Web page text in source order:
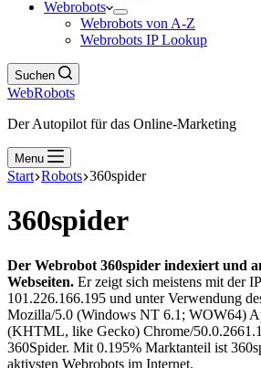
Webrobots
Webrobots von A-Z
Webrobots IP Lookup
Suchen
WebRobots
Der Autopilot für das Online-Marketing
Menu
Start Robots 360spider
360spider
Der Webrobot 360spider indexiert und
Webseiten. Er zeigt sich meistens mit der
101.226.166.195 und unter Verwendung
Mozilla/5.0 (Windows NT 6.1; WOW64)
(KHTML, like Gecko) Chrome/
360Spider. Mit 0.195% Marktanteil ist
aktivsten Webrobots im Internet.